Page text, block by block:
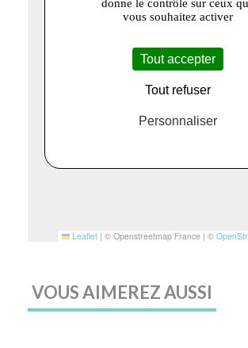
Leaflet | © Openstreetmap France | ©
VOUS AIMEREZ AUSSI
donne le contrôle sur ceux
vous souhaitez activer
Tout accepter
Tout refuser
Personnaliser